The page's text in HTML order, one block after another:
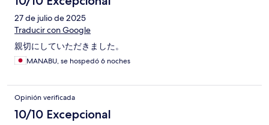
27 de julio de 2025
Traducir con Google
親切にしていただきました。
MANABU, se hospedó 6 noches
Opinión verificada
10/10 Excepcional